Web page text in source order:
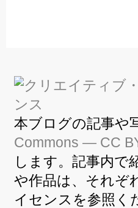
本ブログの記事や
Commons — CC
します。記事内で
や作品は、それぞ
イセンスを参照く